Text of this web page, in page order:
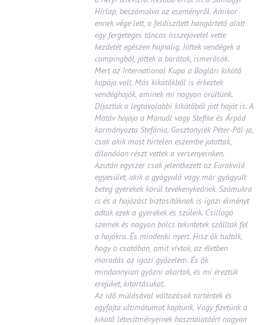
Hírlap, beszámolva az eseményről. Amikor
ennek vége lett, a feldíszített hangártető alatt
egy fergeteges táncos összejövetel vette
kezdetét egészen hajnalig. Jöttek vendégek a
campingből, jöttek a barátok, ismerősök.
Mert az International Kupa a Boglári kikötő
kupája volt. Más kikötőkből is érkeztek
vendéghajók, aminek mi nagyon örültünk.
Díjaztuk a legtávolabbi kikötőből jött hajót is. A
Matáv hajója a Manuál vagy Stefike és Árpád
kormányozta Stefánia, Gosztonyiék Péter-Pál-ja,
csak akik most hirtelen eszembe jutottak,
állandóan részt vettek a versenyeinken.
Azután egyszer csak jelentkezett az Eurakviló
egyesület, akik a gyógyuló vagy már gyógyult
beteg gyerekek körül tevékenykednek. Számukra
is és a hajózást biztosítóknak is igazi élményt
adtak ezek a gyerekek és szüleik. Csillogó
szemek és nagyon bölcs tekintetek szálltak fel
a hajókra. És mindenki nyert. Hisz ők tudták,
hogy a csatában, amit vívtak, az életben
maradás az igazi győzelem. És ők
mindannyian győzni akartak, és mi éreztük
erejüket, kitartásukat.
Az idő múlásával változások történtek és
egyfajta ultimátumot kaptunk. Vagy fizetünk a
kikötő létesítményeinek használatáért nagyon